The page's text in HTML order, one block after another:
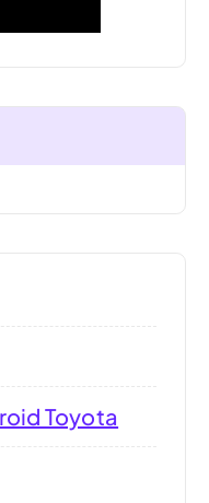
Toyota